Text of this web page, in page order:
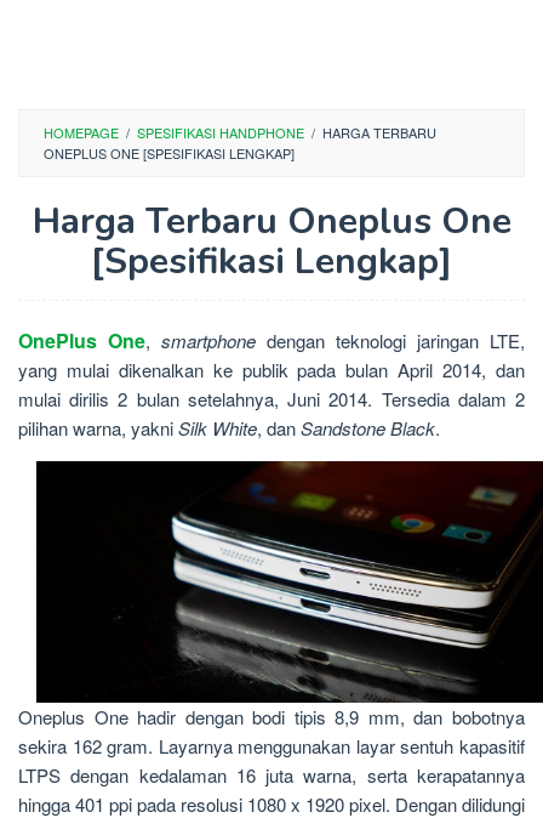
HOMEPAGE / SPESIFIKASI HANDPHONE / HARGA TERBARU
ONEPLUS ONE [SPESIFIKASI LENGKAP]
Harga Terbaru Oneplus One
[Spesifikasi Lengkap]
OnePlus One, smartphone dengan teknologi jaringan LTE,
yang mulai dikenalkan ke publik pada bulan April 2014, dan
mulai dirilis 2 bulan setelahnya, Juni 2014. Tersedia dalam 2
pilihan warna, yakniSilk White, danSandstone Black.
Oneplus One hadir dengan bodi tipis 8,9 mm, dan bobotnya
sekira 162 gram. Layarnya menggunakan layar sentuh kapasitif
LTPS dengan kedalaman 16 juta warna, serta kerapatannya
hingga 401 ppi pada resolusi 1080 x 1920 pixel. Dengan dilidungi